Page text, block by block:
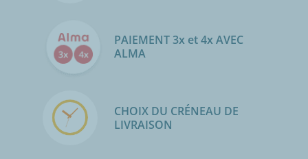
PAIEMENT 3x et 4x AVEC
ALMA
CHOIX DU CRÉNEAU DE
LIVRAISON